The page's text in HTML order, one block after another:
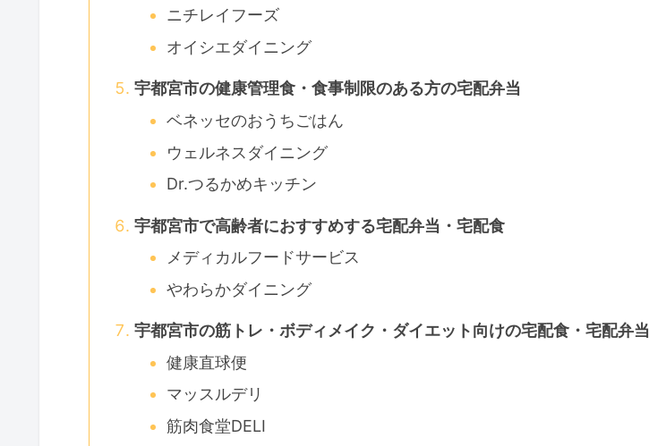
ニチレイフーズ
オイシエダイニング
宇都宮市の健康管理食・食事制限のある方の宅配弁当
ベネッセのおうちごはん
ウェルネスダイニング
Dr.つるかめキッチン
宇都宮市で高齢者におすすめする宅配弁当・宅配食
メディカルフードサービス
やわらかダイニング
宇都宮市の筋トレ・ボディメイク・ダイエット向けの宅配食・宅配弁当
健康直球便
マッスルデリ
筋肉食堂DELI